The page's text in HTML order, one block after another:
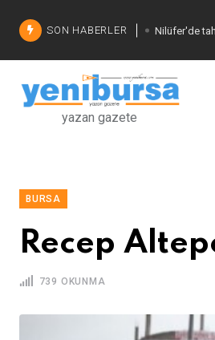
SON HABERLER Nilüfer'de
Şadi
İşinizi
yazan gazete
BURSA
Recep
739 OKUNMA